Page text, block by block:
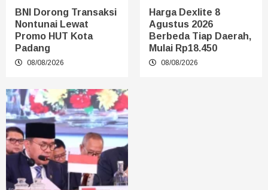
BNI Dorong Transaksi
Nontunai Lewat
Promo HUT Kota
Padang
08/08/2026
Harga Dexlite 8
Agustus 2026
Berbeda Tiap Daerah,
Mulai Rp18.450
08/08/2026